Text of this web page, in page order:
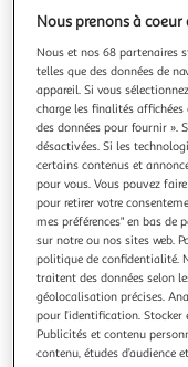
5.0 (1)
LUCIEN
Croc'tout choc
de palme
PRET A CONSOMMER
En savoir +
Nous prenons à
Nous et nos 68 partenaires
telles que des données de
appareil. Si vous
charge les finalités
des données pour fournir ».
désactivées. Si les
certains contenus et
pour vous. Vous pouvez
pour retirer votre
mes préférences" en bas de
sur notre ou nos sites web.
politique de confidentialité.
traitent des données selon
géolocalisation précises.
pour l’identification.
Publicités et contenu
contenu, études d’audience